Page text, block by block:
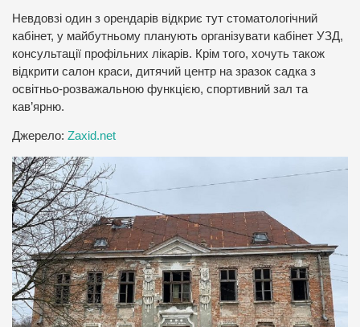
Невдовзі один з орендарів відкриє тут стоматологічний
кабінет, у майбутньому планують організувати кабінет УЗД,
консультації профільних лікарів. Крім того, хочуть також
відкрити салон краси, дитячий центр на зразок садка з
освітньо-розважальною функцією, спортивний зал та
кав’ярню.
Джерело: Zaxid.net